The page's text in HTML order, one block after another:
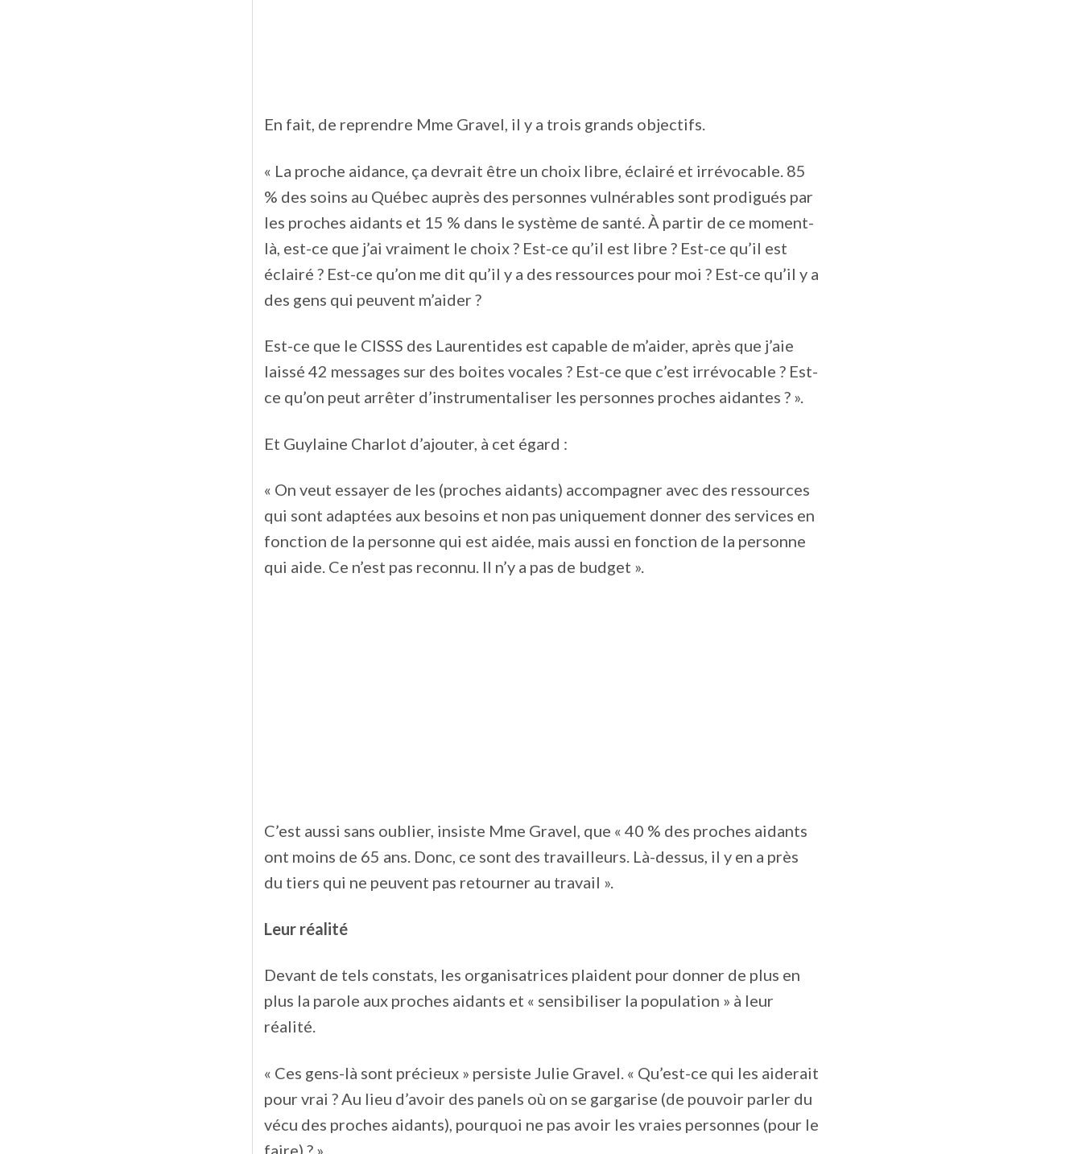
En fait, de reprendre Mme Gravel, il y a trois grands objectifs.
« La proche aidance, ça devrait être un choix libre, éclairé et irrévocable. 85
% des soins au Québec auprès des personnes vulnérables sont prodigués par
les proches aidants et 15 % dans le système de santé. À partir de ce moment-
là, est-ce que j’ai vraiment le choix ? Est-ce qu’il est libre ? Est-ce qu’il est
éclairé ? Est-ce qu’on me dit qu’il y a des ressources pour moi ? Est-ce qu’il y a
des gens qui peuvent m’aider ?
Est-ce que le CISSS des Laurentides est capable de m’aider, après que j’aie
laissé 42 messages sur des boites vocales ? Est-ce que c’est irrévocable ? Est-
ce qu’on peut arrêter d’instrumentaliser les personnes proches aidantes ? ».
Et Guylaine Charlot d’ajouter, à cet égard :
« On veut essayer de les (proches aidants) accompagner avec des ressources
qui sont adaptées aux besoins et non pas uniquement donner des services en
fonction de la personne qui est aidée, mais aussi en fonction de la personne
qui aide. Ce n’est pas reconnu. Il n’y a pas de budget ».
C’est aussi sans oublier, insiste Mme Gravel, que « 40 % des proches aidants
ont moins de 65 ans. Donc, ce sont des travailleurs. Là-dessus, il y en a près
du tiers qui ne peuvent pas retourner au travail ».
Leur réalité
Devant de tels constats, les organisatrices plaident pour donner de plus en
plus la parole aux proches aidants et « sensibiliser la population » à leur
réalité.
« Ces gens-là sont précieux » persiste Julie Gravel. « Qu’est-ce qui les aiderait
pour vrai ? Au lieu d’avoir des panels où on se gargarise (de pouvoir parler du
vécu des proches aidants), pourquoi ne pas avoir les vraies personnes (pour le
faire) ? ».